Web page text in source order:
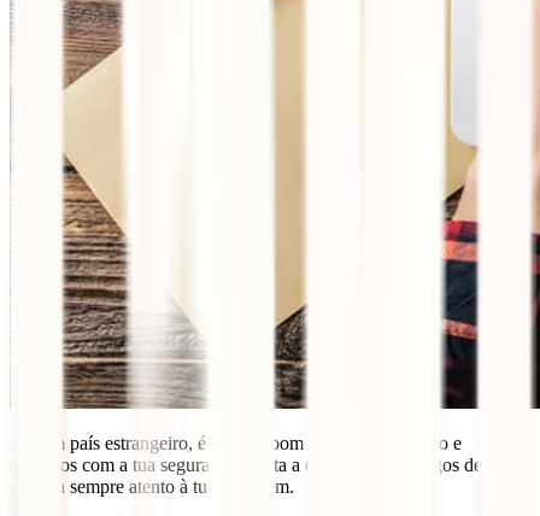
Em um país estrangeiro, é sempre bom redobrar a atenção e
cuidados com a tua segurança! Evita a exposição de artigos de valor
e esteja sempre atento à tua bagagem.